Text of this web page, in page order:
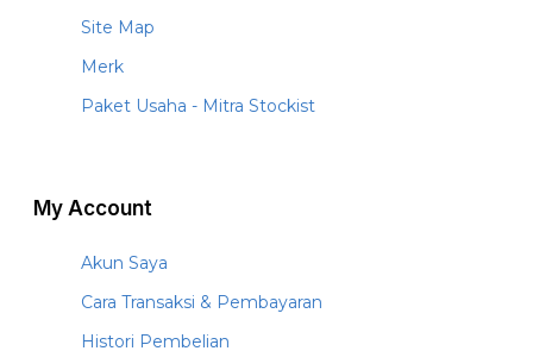
Site Map
Merk
Paket Usaha - Mitra Stockist
My Account
Akun Saya
Cara Transaksi & Pembayaran
Histori Pembelian